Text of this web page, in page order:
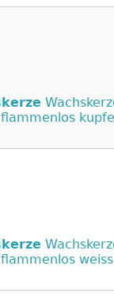
weiss